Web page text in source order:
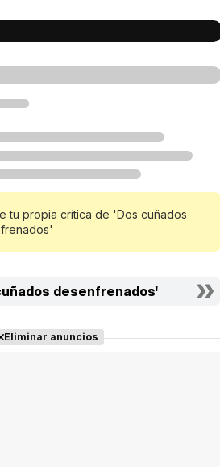
tu propia crítica de 'Dos cuñados
desenfrenados'
Eliminar anuncios